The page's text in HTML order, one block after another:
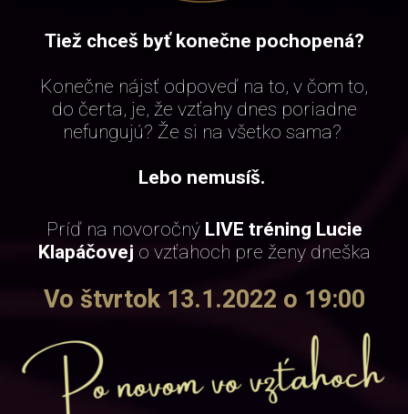
Tiež chceš byť konečne pochopená?
Konečne nájsť odpoveď na to, v čom to,
do čerta, je, že vzťahy dnes poriadne
nefungujú? Že si na všetko sama?
Lebo nemusíš.
Príď na novoročný LIVE tréning Lucie
Klapáčovej o vzťahoch pre ženy dneška
Vo štvrtok 13.1.2022 o 19:00